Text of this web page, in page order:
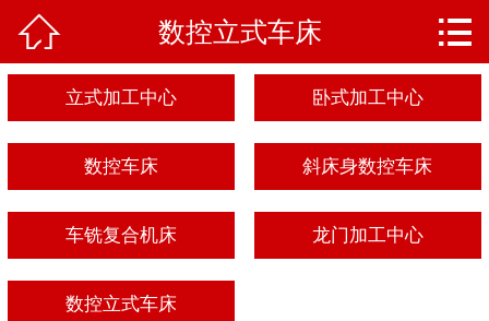

售后反馈
联系我们
 数控立式车床 
立式加工中心 卧式加工中心
数控车床 斜床身数控车床
车铣复合机床 龙门加工中心
数控立式车床